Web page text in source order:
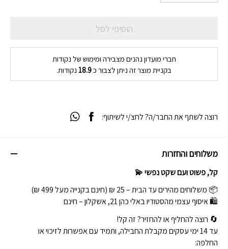
הוסיפי לסל
חברי מועדון נהנים מצבירה ומימוש של נקודות
בקניית מוצר זה ניתן לצבור כ18.9 נקודות.
משלוחים והחזרות
קל, פשוט ועם שקט נפשי 💫
📦 משלוחים מהירים עד הבית – 25 ₪ (חינם בקנייה מעל 499 ₪)
🛍 איסוף עצמי מהסטודיו באלי כהן 21, אשקלון – חינם
🔄 רוצה להחליף או להחזיר? זה קל!
עד 14 ימי עסקים מקבלת החבילה, ותמיד עם אפשרות לזיכוי או
החלפה:
רוצה לשתף את החבר/ה? לחצ/י לשיתוף: